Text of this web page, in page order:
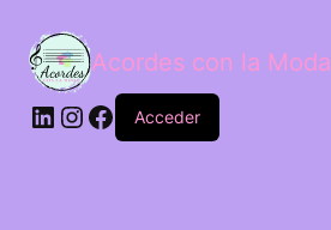
Acordes con la Moda
Acceder